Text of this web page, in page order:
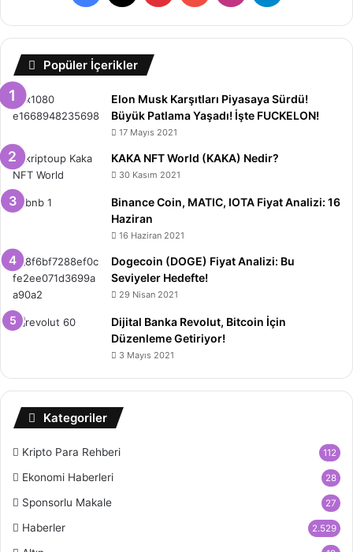
Popüler İçerikler
Elon Musk Karşıtları Piyasaya Sürdü!
Büyük Patlama Yaşadı! İşte FUCKELON!
17 Mayıs 2021
KAKA NFT World (KAKA) Nedir?
30 Kasım 2021
Binance Coin, MATIC, IOTA Fiyat Analizi: 16
Haziran
16 Haziran 2021
Dogecoin (DOGE) Fiyat Analizi: Bu
Seviyeler Hedefte!
29 Nisan 2021
Dijital Banka Revolut, Bitcoin İçin
Düzenleme Getiriyor!
3 Mayıs 2021
Kategoriler
Kripto Para Rehberi 112
Ekonomi Haberleri 28
Sponsorlu Makale 27
Haberler 2.529